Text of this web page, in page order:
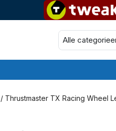
/ Thrustmaster TX Racing Wheel